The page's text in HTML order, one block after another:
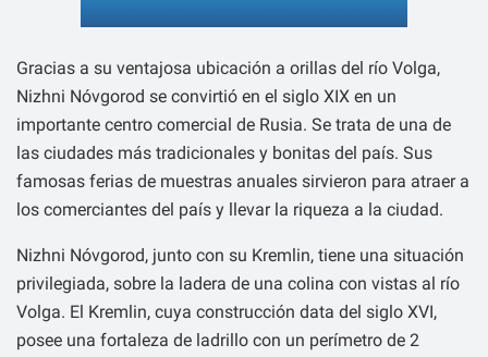
Gracias a su ventajosa ubicación a orillas del río Volga,
Nizhni Nóvgorod se convirtió en el siglo XIX en un
importante centro comercial de Rusia. Se trata de una de
las ciudades más tradicionales y bonitas del país. Sus
famosas ferias de muestras anuales sirvieron para atraer a
los comerciantes del país y llevar la riqueza a la ciudad.
Nizhni Nóvgorod, junto con su Kremlin, tiene una situación
privilegiada, sobre la ladera de una colina con vistas al río
Volga. El Kremlin, cuya construcción data del siglo XVI,
posee una fortaleza de ladrillo con un perímetro de 2